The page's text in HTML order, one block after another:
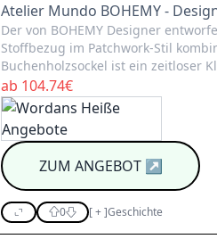
Atelier Mundo BOHEMY -
Der von BOHEMY Designer
Stoffbezug im Patchwork-Stil
Buchenholzsockel ist ein zeitloser
ab 104.74€
ZUM ANGEBOT↗
0 [+]Geschichte